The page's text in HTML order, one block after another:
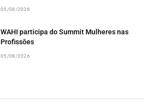
05/08/2026
WAHI participa do Summit Mulheres nas
Profissões
05/08/2026